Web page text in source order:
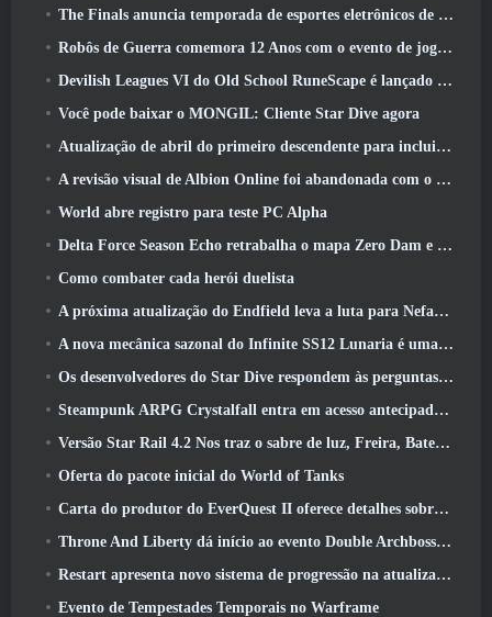
The Finals anuncia temporada de esportes eletrônicos de US$ 200 mil
Robôs de Guerra comemora 12 Anos com o evento de jogos robóticos marcianos
Devilish Leagues VI do Old School RuneScape é lançado hoje
Você pode baixar o MONGIL: Cliente Star Dive agora
Atualização de abril do primeiro descendente para incluir versão beta do novo conteúdo do Endgame
A revisão visual de Albion Online foi abandonada com o lançamento da atualização Radiant Wilds hoje
World abre registro para teste PC Alpha
Delta Force Season Echo retrabalha o mapa Zero Dam e expande a jogabilidade das operações
Como combater cada herói duelista
A próxima atualização do Endfield leva a luta para Nefarith
A nova mecânica sazonal do Infinite SS12 Lunaria é uma das “maiores adições” ao jogo
Os desenvolvedores do Star Dive respondem às perguntas dos jogadores em uma transmissão ao vivo surpresa
Steampunk ARPG Crystalfall entra em acesso antecipado, Mas não sem alguns problemas
Versão Star Rail 4.2 Nos traz o sabre de luz, Freira, Baterista Trailblazer e um emanador de euforia
Oferta do pacote inicial do World of Tanks
Carta do produtor do EverQuest II oferece detalhes sobre servidor de expansão bloqueado por tempo
Throne And Liberty dá início ao evento Double Archboss Spawn
Restart apresenta novo sistema de progressão na atualização da temporada SS4
Evento de Tempestades Temporais no Warframe